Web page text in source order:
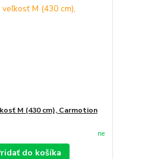
M (430 cm), Carmotion
ne
do košíka